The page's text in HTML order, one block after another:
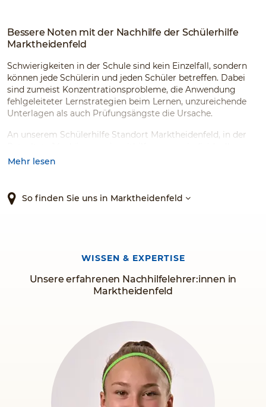
Bessere Noten mit der Nachhilfe der Schülerhilfe
Marktheidenfeld
Schwierigkeiten in der Schule sind kein Einzelfall, sondern
können jede Schülerin und jeden Schüler betreffen. Dabei
sind zumeist Konzentrationsprobleme, die Anwendung
fehlgeleiteter Lernstrategien beim Lernen, unzureichende
Unterlagen als auch Prüfungsängste die Ursache.
An unserem Schülerhilfe Standort Marktheidenfeld, in der
abgestimmten Förderkonzepten, einer
pädagogisch kompetenten Nachhilfelehrer:innen die
Schulnoten nachhaltig verbessern. Ob für den Mathematik-,
Mehr lesen
So finden Sie uns in Marktheidenfeld
Unsere erfahrenen Nachhilfelehrer:innen in
Marktheidenfeld
WISSEN & EXPERTISE